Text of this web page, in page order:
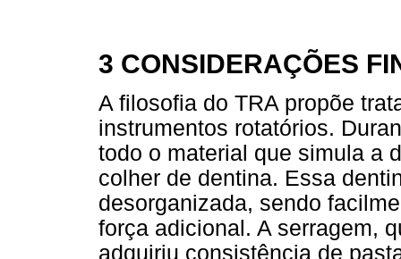
3 CONSIDERAÇÕES
A filosofia do TRA propõe
instrumentos rotatórios.
todo o material que simula a
colher de dentina. Essa
desorganizada, sendo
força adicional. A serragem,
adquiriu consistência de